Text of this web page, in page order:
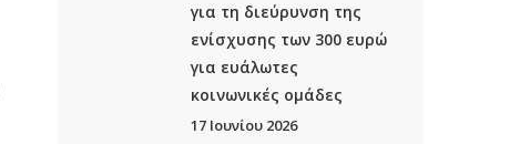
για τη διεύρυνση της
ενίσχυσης των 300 ευρώ
για ευάλωτες
κοινωνικές ομάδες
17 Ιουνίου 2026